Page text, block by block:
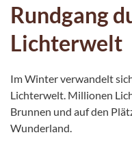
Rundgang
Lichterwelt
Im Winter verwandelt
Lichterwelt. Millionen
Brunnen und auf den
Wunderland.